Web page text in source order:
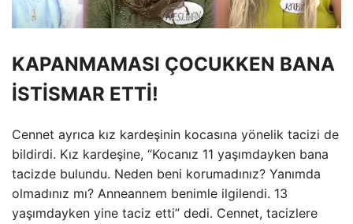
KAPANMAMASI ÇOCUKKEN BANA
İSTİSMAR ETTİ!
Cennet ayrıca kız kardeşinin kocasına yönelik tacizi de
bildirdi. Kız kardeşine, “Kocanız 11 yaşımdayken bana
tacizde bulundu. Neden beni korumadınız? Yanımda
olmadınız mı? Anneannem benimle ilgilendi. 13
yaşımdayken yine taciz etti” dedi. Cennet, tacizlere